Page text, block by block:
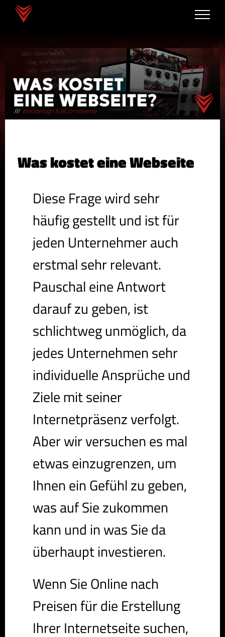
Zum
Inhalt
Was kostet eine Webseite
Diese Frage wird sehr
häufig gestellt und ist für
jeden Unternehmer auch
erstmal sehr relevant.
Pauschal eine Antwort
darauf zu geben, ist
schlichtweg unmöglich, da
jedes Unternehmen sehr
individuelle Ansprüche und
Ziele mit seiner
Internetpräsenz verfolgt.
Aber wir versuchen es mal
etwas einzugrenzen, um
Ihnen ein Gefühl zu geben,
was auf Sie zukommen
kann und in was Sie da
überhaupt investieren.
Wenn Sie Online nach
Preisen für die Erstellung
Ihrer Internetseite suchen,